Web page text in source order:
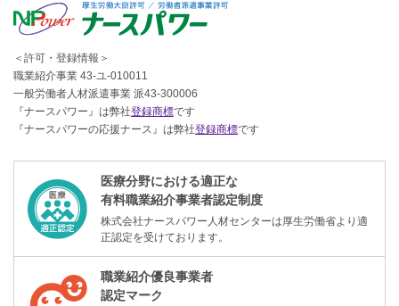
＜許可・登録情報＞
職業紹介事業 43-ユ-010011
一般労働者人材派遣事業 派43-300006
『ナースパワー』は弊社登録商標です
『ナースパワーの応援ナース』は弊社登録商標です
医療分野における適正な
有料職業紹介事業者認定制度
株式会社ナースパワー人材センターは厚生労働省より適
正認定を受けております。
職業紹介優良事業者
認定マーク